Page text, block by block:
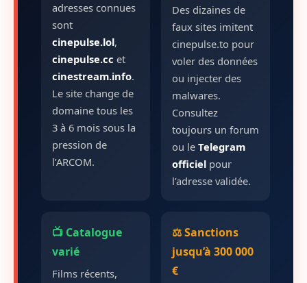
adresses connues
sont
cinepulse.lol,
cinepulse.cc et
cinestream.info.
Le site change de
domaine tous les
3 à 6 mois sous la
pression de
l’ARCOM.
Des dizaines de
faux sites imitent
cinepulse.to pour
voler des données
ou injecter des
malwares.
Consultez
toujours un forum
ou le Telegram
officiel pour
l’adresse validée.
📺 Catalogue
varié
Films récents,
⚖️ Sanctions
jusqu’à 300 000
€